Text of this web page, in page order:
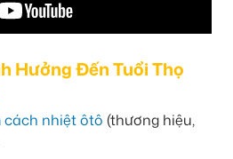
Hưởng Đến Tuổi Thọ
cách nhiệt ôtô (thương hiệu,